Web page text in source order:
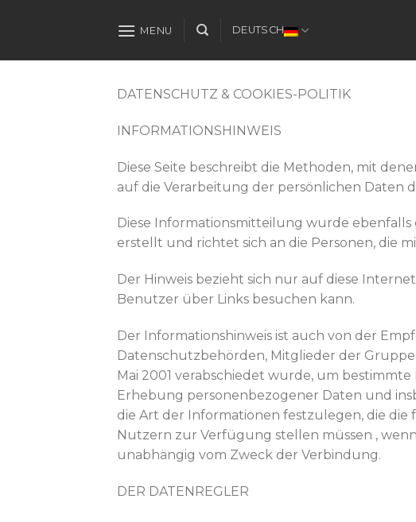
MENU DEUTSCH
DATENSCHUTZ & COOKIES-POLITIK
INFORMATIONSHINWEIS
Diese Seite beschreibt die Methoden, mit
auf die Verarbeitung der persönlichen Daten
Diese Informationsmitteilung wurde ebenfalls
erstellt und richtet sich an die Personen, die
Der Hinweis bezieht sich nur auf diese
Benutzer über Links besuchen kann.
Der Informationshinweis ist auch von der
Datenschutzbehörden, Mitglieder der Gruppe
Mai 2001 verabschiedet wurde, um
Erhebung personenbezogener Daten und
die Art der Informationen festzulegen, die
Nutzern zur Verfügung stellen müssen ,
unabhängig vom Zweck der Verbindung.
DER DATENREGLER